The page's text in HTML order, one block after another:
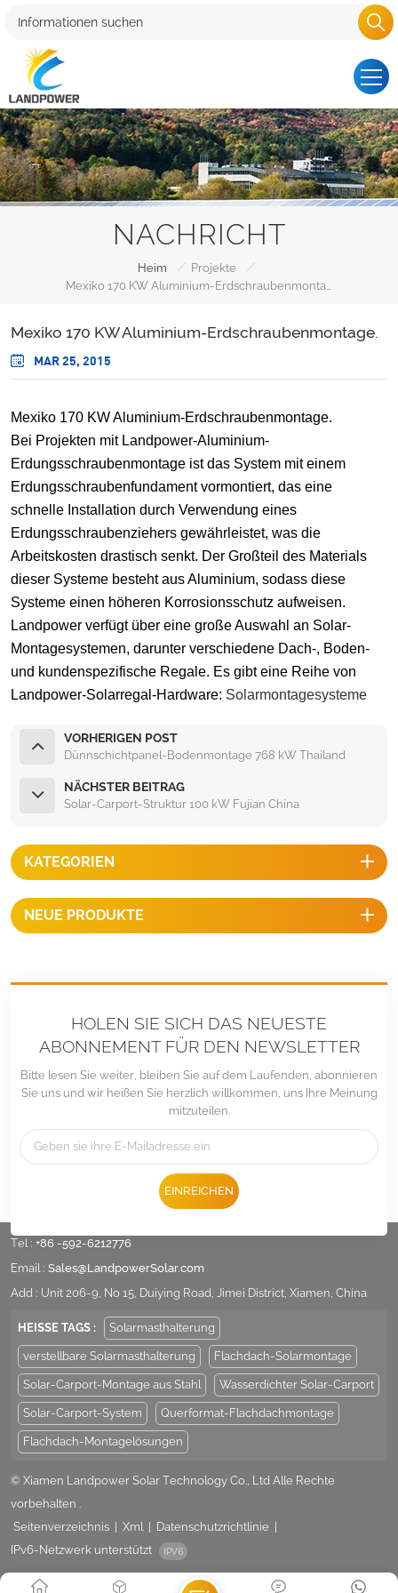
NACHRICHT
Heim / Projekte
/
Mexiko 170 KW Aluminium-Erdschraubenmontage.
MAR 25, 2015
Mexiko 170 KW Aluminium-Erdschraubenmontage.
Bei Projekten mit Landpower-Aluminium-
Erdungsschraubenmontage ist das System mit einem
Erdungsschraubenfundament vormontiert, das eine
schnelle Installation durch Verwendung eines
Erdungsschraubenziehers gewährleistet, was die
Arbeitskosten drastisch senkt. Der Großteil des Materials
dieser Systeme besteht aus Aluminium, sodass diese
Systeme einen höheren Korrosionsschutz aufweisen.
Landpower verfügt über eine große Auswahl an Solar-
Montagesystemen, darunter verschiedene Dach-, Boden-
und kundenspezifische Regale. Es gibt eine Reihe von
Landpower-Solarregal-Hardware: Solarmontagesysteme
VORHERIGEN POST
Dünnschichtpanel-Bodenmontage 768 kW Thailand
NÄCHSTER BEITRAG
Solar-Carport-Struktur 100 kW Fujian China
KATEGORIEN
NEUE PRODUKTE
HOLEN SIE SICH DAS NEUESTE
ABONNEMENT FÜR DEN NEWSLETTER
Bitte lesen Sie weiter, bleiben Sie auf dem Laufenden, abonnieren
Sie uns und wir heißen Sie herzlich willkommen, uns Ihre Meinung
mitzuteilen.
EINREICHEN
Tel : +86 -592-6212776
Email : Sales@LandpowerSolar.com
Add : Unit 206-9, No 15, Duiying Road, Jimei District, Xiamen, China
HEISSE TAGS : Solarmasthalterung
verstellbare Solarmasthalterung Flachdach-Solarmontage
Solar-Carport-Montage aus Stahl Wasserdichter Solar-Carport
Solar-Carport-System Querformat-Flachdachmontage
Flachdach-Montagelösungen
© Xiamen Landpower Solar Technology Co., Ltd Alle Rechte
vorbehalten .
Seitenverzeichnis
Xml Datenschutzrichtlinie
IPv6-Netzwerk unterstützt